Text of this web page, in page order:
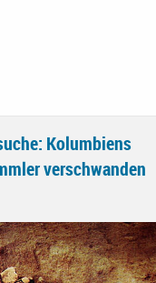
Kolumbiens
verschwanden